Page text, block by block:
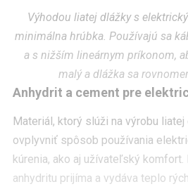
Výhodou liatej dlážky s
minimálna hrúbka. Používajú sa
a s nižším lineárnym príkonom,
malý a dlážka sa
Anhydrit a cement pre
Materiál, ktorý slúži na výrobu
ovplyvniť spôsob používania
kúrenia, ako aj užívateľský
anhydritu prijíma a vydáva teplo